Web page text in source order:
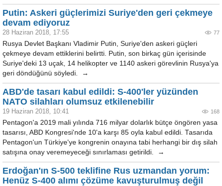
Putin: Askeri güçlerimizi Suriye'den geri çekmeye
devam ediyoruz
28 Haziran 2018, 17:55 77
Rusya Devlet Başkanı Vladimir Putin, Suriye'den askeri güçleri
çekmeye devam ettiklerini belirtti. Putin, son birkaç gün içerisinde
Suriye'deki 13 uçak, 14 helikopter ve 1140 askeri görevlinin Rusya'ya
geri döndüğünü söyledi. →
ABD'de tasarı kabul edildi: S-400'ler yüzünden
NATO silahları olumsuz etkilenebilir
19 Haziran 2018, 10:41 168
Pentagon'a 2019 mali yılında 716 milyar dolarlık bütçe öngören yasa
tasarısı, ABD Kongresi'nde 10'a karşı 85 oyla kabul edildi. Tasarıda
Pentagon'un Türkiye'ye kongrenin onayına tabi herhangi bir dış silah
satışına onay veremeyeceği sınırlaması getirildi. →
Erdoğan'ın S-500 teklifine Rus uzmandan yorum:
Henüz S-400 alımı çözüme kavuşturulmuş değil